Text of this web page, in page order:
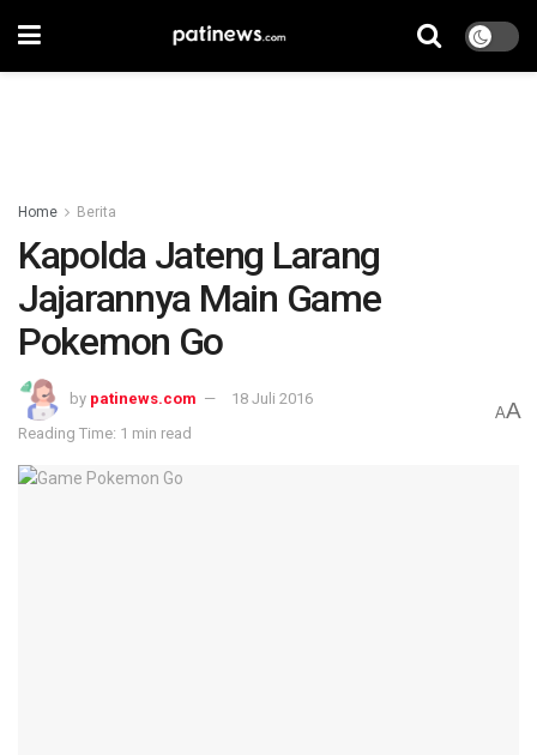
Home Berita
Kapolda Jateng Larang
Jajarannya Main Game
Pokemon Go
by patinews.com
18 Juli 2016
Reading Time: 1 min read
AA